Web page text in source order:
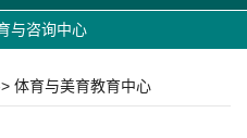
与咨询中心
体育与美育教育中心